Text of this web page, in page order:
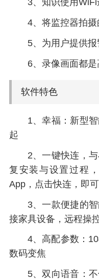
3、知识使用WiFi
4、将监控器拍摄
5、为用户提供报
6、录像画面都是
软件特色
1、幸福：新型
起
2、一键快连，
复安装与设置过程
App，点击快连，即
3、一款便捷的
接家具设备，远程操
4、高配参数：
数码变焦
5、双向语音：